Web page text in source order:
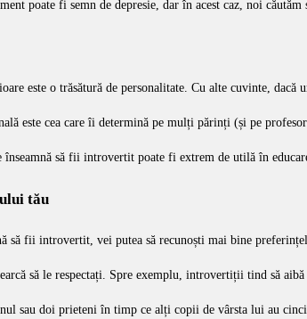
poate fi semn de depresie, dar în acest caz, noi
este o trăsătură de personalitate. Cu alte cuvinte,
este cea care îi determină pe mulți părinți (și pe
înseamnă să fii introvertit poate fi extrem de utilă în
tău
să fii introvertit, vei putea să recunoști mai bine
să le respectați. Spre exemplu, introvertiții tind să
sau doi prieteni în timp ce alți copii de vârsta lui au